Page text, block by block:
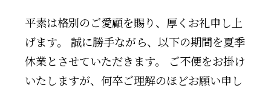
平素は格別のご愛顧を賜り、厚くお礼申し上
げます。 誠に勝手ながら、以下の期間を夏季
休業とさせていただきます。 ご不便をお掛け
いたしますが、何卒ご理解のほどお願い申し